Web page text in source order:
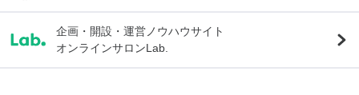
企画・開設・運営ノウハウサイト
オンラインサロンLab.